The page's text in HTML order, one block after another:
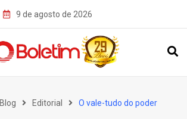
9 de agosto de 2026
Blog Editorial O vale-tudo do poder